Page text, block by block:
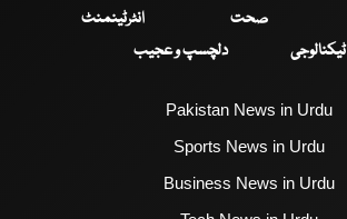
صحت
انٹرٹینمنٹ
ٹیکنالوجی
دلچسپ و عجیب
Pakistan News in Urdu
Sports News in Urdu
Business News in Urdu